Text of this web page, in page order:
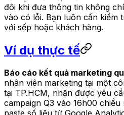
đôi khi đưa thông tin không
vào có lỗi. Bạn luôn cần kiểm
với sếp hoặc khách hàng.
Ví dụ thực tế
Báo cáo kết quả marketing
nhân viên marketing tại một
tại TP.HCM, nhận được yêu
campaign Q3 vào 16h00